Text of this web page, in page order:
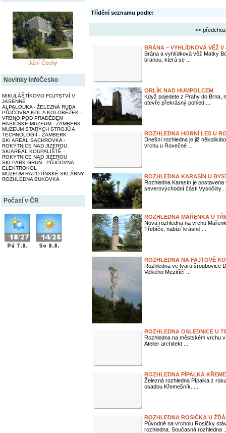
Jižní Čechy
Novinky InfoČesko
MIKULÁŠTÍKOVO FOJTSTVÍ V
JASENNÉ
ALPALOUKA - ŽELEZNÁ RUDA
PŮJČOVNA KOL A KOLOBĚŽEK -
VRBNO POD PRADĚDEM
HASIČSKÉ MUZEUM - ŽAMBERK
MUZEUM STARÝCH STROJŮ A
TECHNOLOGIÍ - ŽAMBERK
SKI AREÁL SACHROVKA -
ROKYTNICE NAD JIZEROU
SKIAREÁL KOUPALIŠTĚ -
ROKYTNICE NAD JIZEROU
SKI PARK GRUŇ - PŮJČOVNA
ELEKTROKOL
MUZEUM RAPOTÍNSKÉ SKLÁRNY
ROZHLEDNA BUKOVKA
Počasí v ČR
Třídění seznamu podle:
<<
BRÁNA – VYHLÍDKOVÁ VĚŽ V
Brána a vyhlídková věž Matky
branou, která se ...
ORLÍK NAD HUMPOLCEM
Když pojedete z Prahy do Brna,
otevře překrásný pohled ...
ROZHLEDNA HORNÍ LES U
Dnešní rozhledna je již
vrchu u Rovečné ...
ROZHLEDNA KARASÍN U
Rozhledna Karasín je
severovýchodní části Vysočiny
ROZHLEDNA MAŘENKA U
Nová rozhledna na vrchu
Třebíče, nabízí krásné ...
ROZHLEDNA NA FAJTOVĚ
Rozhledna ve tvaru šroubovice
Velkého Meziříčí ...
ROZHLEDNA OSLEDNICE U
Rozhledna na městském vrchu
Atelier architekt ...
ROZHLEDNA PÍPALKA
Železná rozhledna Pípalka z
osadou Křemešník. ...
ROZHLEDNA ROSIČKA U
Původně na vrcholu Rosičky
rozhledna. Současná rozhledna